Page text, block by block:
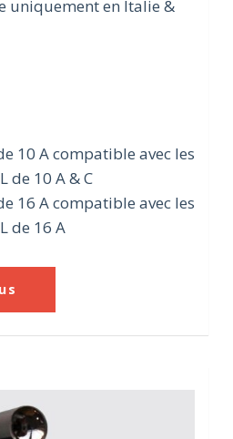
uniquement en Italie &
10 A compatible avec les
de 10 A & C
16 A compatible avec les
de 16 A